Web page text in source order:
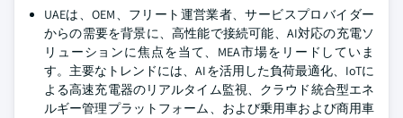
UAEは、OEM、フリート運営業者、サービスプロバイダー
からの需要を背景に、高性能で接続可能、AI対応の充電ソ
リューションに焦点を当て、MEA市場をリードしていま
す。主要なトレンドには、AIを活用した負荷最適化、IoTに
よる高速充電器のリアルタイム監視、クラウド統合型エネ
ルギー管理プラットフォーム、および乗用車および商用車